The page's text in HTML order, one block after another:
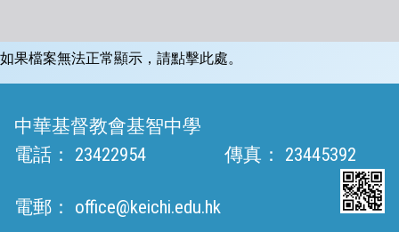
如果檔案無法正常顯示，請點擊此處。
中華基督教會基智中學
電話：
23422954 傳真： 23445392
電郵： office@keichi.edu.hk